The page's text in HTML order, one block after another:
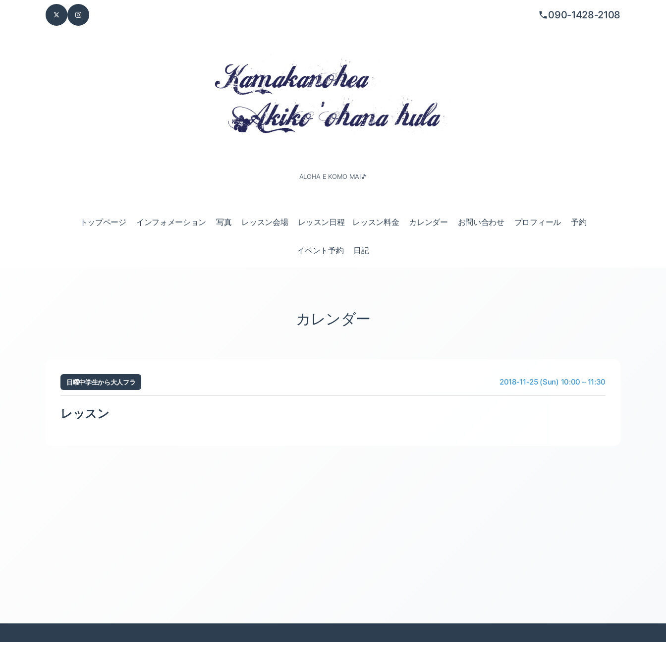
090-1428-2108
ALOHA E KOMO MAI🎵
トップページ インフォメーション 写真 レッスン会場 レッスン日程 レッスン料金 カレンダー お問い合わせ プロフィール 予約
イベント予約 日記
カレンダー
日曜中学生から大人フラ 2018-11-25 (Sun) 10:00～11:30
レッスン